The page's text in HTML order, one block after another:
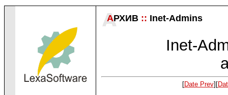
АРХИВ :: Inet-Admins
Inet-
[Date Prev][